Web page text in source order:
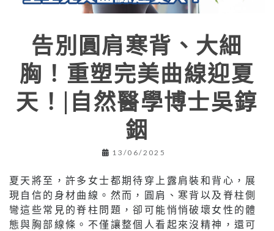
告別圓肩寒背、大細
胸！重塑完美曲線迎夏
天！|自然醫學博士吳錞
銦
13/06/2025
夏天將至，許多女士都期待穿上露肩裝和背心，展
現自信的身材曲線。然而，圓肩、寒背以及脊柱側
彎這些常見的脊柱問題，卻可能悄悄破壞女性的體
態與胸部線條。不僅讓整個人看起來沒精神，還可